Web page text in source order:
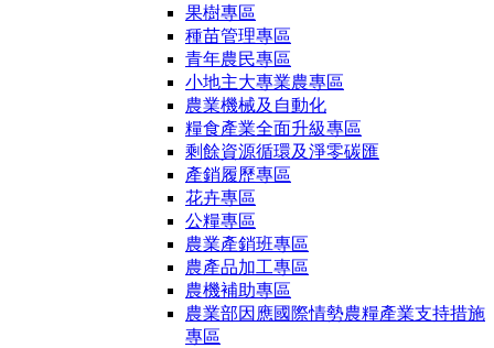
果樹專區
種苗管理專區
青年農民專區
小地主大專業農專區
農業機械及自動化
糧食產業全面升級專區
剩餘資源循環及淨零碳匯
產銷履歷專區
花卉專區
公糧專區
農業產銷班專區
農產品加工專區
農機補助專區
農業部因應國際情勢農糧產業支持措施
專區